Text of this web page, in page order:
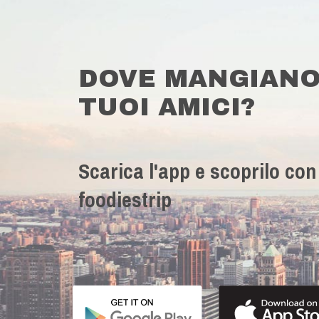
DOVE
TUOI AMICI?
Scarica l'app e scoprilo con
foodiestrip